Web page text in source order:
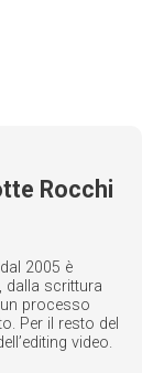
Rocchi
2005 è
dalla scrittura
processo
Per il resto del
video.